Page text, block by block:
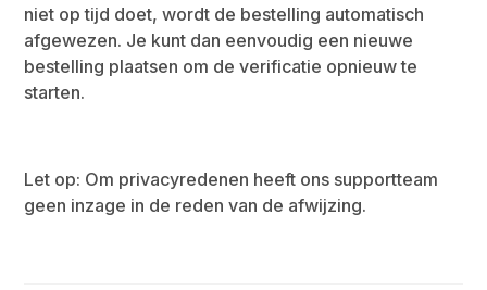
niet op tijd doet, wordt de bestelling automatisch
afgewezen. Je kunt dan eenvoudig een nieuwe
bestelling plaatsen om de verificatie opnieuw te
starten.
Let op: Om privacyredenen heeft ons supportteam
geen inzage in de reden van de afwijzing.